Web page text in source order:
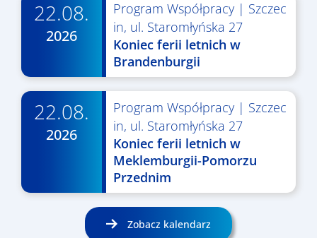
22.08.
2026
Program Współpracy| Szczec
in, ul. Staromłyńska 27
Koniec ferii letnich w
Brandenburgii
22.08.
2026
Program Współpracy| Szczec
in, ul. Staromłyńska 27
Koniec ferii letnich w
Meklemburgii-Pomorzu
Przednim
Zobacz kalendarz